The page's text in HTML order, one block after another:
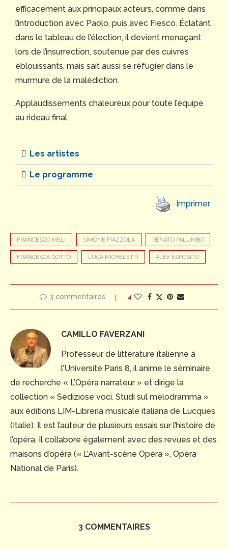
efficacement aux principaux acteurs, comme dans
l’introduction avec Paolo, puis avec Fiesco. Éclatant
dans le tableau de l’élection, il devient menaçant
lors de l’insurrection, soutenue par des cuivres
éblouissants, mais sait aussi se réfugier dans le
murmure de la malédiction.
Applaudissements chaleureux pour toute l’équipe
au rideau final.
Les artistes
Le programme
Imprimer
FRANCESCO MELI SIMONE PIAZZOLA RENATO PALUMBO
FRANCESCA DOTTO LUCA MICHELETTI ALEX ESPOSITO
3 commentaires 4
CAMILLO FAVERZANI
Professeur de littérature italienne à
l’Université Paris 8, il anime le séminaire
de recherche « L’Opéra narrateur » et dirige la
collection « Sediziose voci. Studi sul melodramma »
aux éditions LIM-Libreria musicale italiana de Lucques
(Italie). Il est l’auteur de plusieurs essais sur l’histoire de
l’opéra. Il collabore également avec des revues et des
maisons d’opéra (« L’Avant-scène Opéra », Opéra
National de Paris).
3 COMMENTAIRES